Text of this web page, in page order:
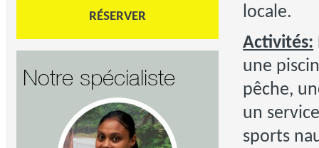
RÉSERVER
Notre spécialiste
locale.
Activités:
une
pêche,
un
sports